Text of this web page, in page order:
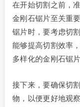
在开始切割之前，
金刚石锯片至关重
锯片时，要考虑切
能够提高切割效率
多样化的金刚石锯
接下来，要确保切
物，以便更好地观